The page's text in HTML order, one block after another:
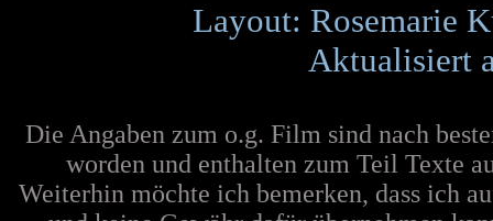
Layout: Rosemarie
Aktualisiert
Die Angaben zum o.g. Film sind nach
worden und enthalten zum Teil Texte
Weiterhin möchte ich bemerken, dass ich